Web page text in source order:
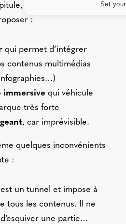
la force de ces
:
qui permet d’intégrer
contenus multimédias
immersivequi véhicule
très forte
, car imprévisible.
quelques inconvénients
:
un tunnel et impose à
tous les contenus. Il ne
une partie…
Set